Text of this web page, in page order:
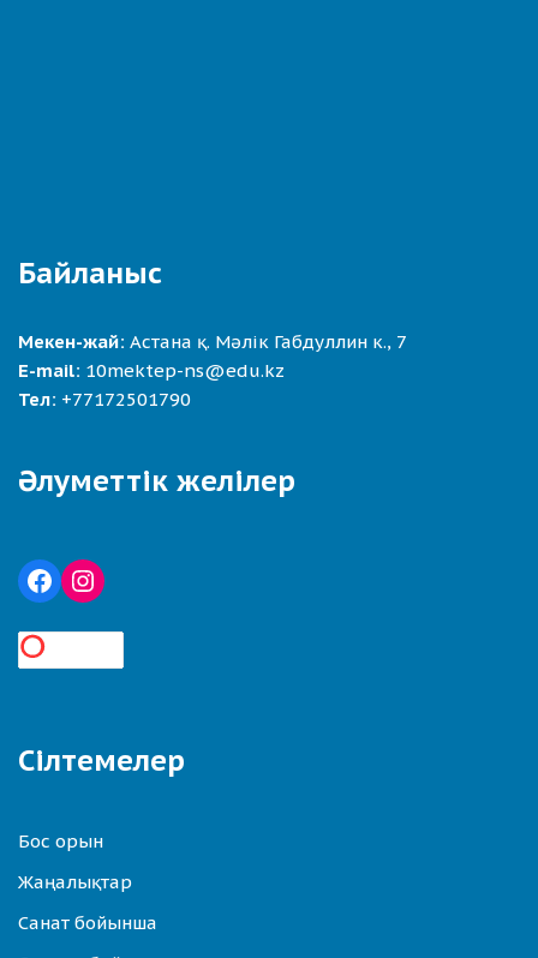
Байланыс
Мекен-жай: Астана қ. Мәлік Габдуллин к., 7
E-mail: 10mektep-ns@edu.kz
Тел: +77172501790
Әлуметтік желілер
Сілтемелер
Бос орын
Жаңалықтар
Санат бойынша